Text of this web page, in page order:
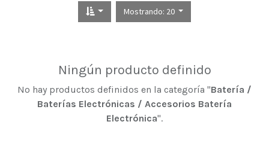
Mostrando: 20
Ningún producto definido
No hay productos definidos en la categoría "Batería /
Baterías Electrónicas / Accesorios Batería
Electrónica".